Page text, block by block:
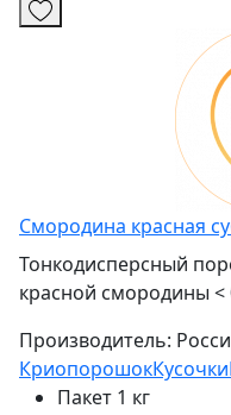
Смородина красная
Тонкодисперсный
красной смородины
Производитель:
КриопорошокКусочки
Пакет 1 кг